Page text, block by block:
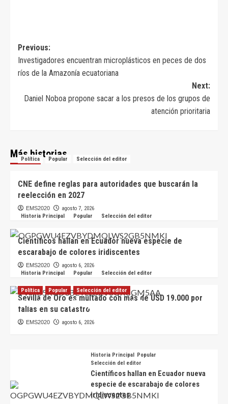
Navegación
de
Previous:
Investigadores encuentran microplásticos en peces de dos
ríos de la Amazonía ecuatoriana
Next:
Daniel Noboa propone sacar a los presos de los grupos de
atención prioritaria
Más historias
Política Popular Selección del editor
CNE define reglas para autoridades que buscarán la
reelección en 2027
EMS2020
agosto 7, 2026
Historia Principal
Popular Selección del editor
Científicos hallan en Ecuador nueva especie de
escarabajo de colores iridiscentes
EMS2020
agosto 6, 2026
Historia Principal
Popular Selección del editor
Sevilla de Oro es multado con más de USD 19.000 por
fallas en su catastro
EMS2020 agosto 6, 2026
Política Popular Selección del editor
CNE define reglas para autoridades que buscarán
Historia Principal Popular
Selección del editor
Científicos hallan en Ecuador nueva
especie de escarabajo de colores
iridiscentes